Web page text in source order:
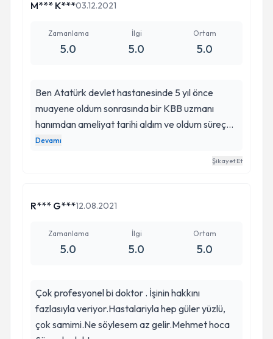
M*** K***03.12.2021
Zamanlama
5.0
İlgi
5.0
Ortam
5.0
Ben Atatürk devlet hastanesinde 5 yıl önce
muayene oldum sonrasında bir KBB uzmanı
hanımdan ameliyat tarihi aldım ve oldum süreç
çok ağrılı oldu kemik eğriliği çıkıntı vardı alındı can
yakıcı oldu o sırada 1 günlük süreçte hastanede
olmuştu ben acı icindeyken bayan sanki hiç
hemde hareket ediyordu sonra amcami
yönlendirdim Mehmet beye amcam da çok çok
düşünüyorum Allah izin verirse kesinlikle kendisini
öneririm
Devamı
Şikayet Et
R*** G***12.08.2021
Zamanlama
5.0
İlgi
5.0
Ortam
5.0
Çok profesyonel bi doktor . İşinin hakkını
fazlasıyla veriyor.Hastalariyla hep güler yüzlü,
çok samimi.Ne söylesem az gelir.Mehmet hoca